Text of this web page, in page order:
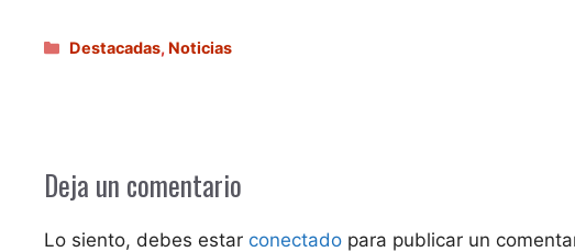
Categorías
Destacadas, Noticias
Deja un comentario
Lo siento, debes estar conectado para publicar un